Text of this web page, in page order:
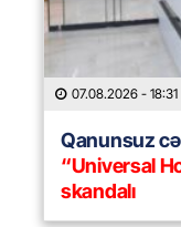
07.08.2026 - 18:31
Qanunsuz
“Universal
skandalı